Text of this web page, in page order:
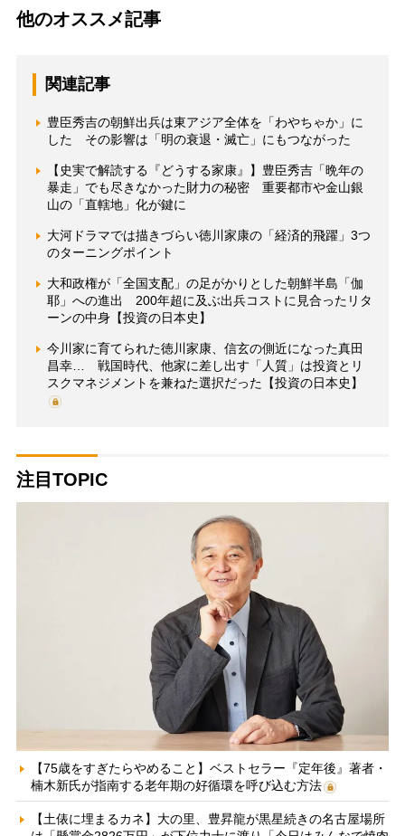
他のオススメ記事
関連記事
豊臣秀吉の朝鮮出兵は東アジア全体を「わやちゃか」に
した その影響は「明の衰退・滅亡」にもつながった
【史実で解読する『どうする家康』】豊臣秀吉「晩年の
暴走」でも尽きなかった財力の秘密 重要都市や金山銀
山の「直轄地」化が鍵に
大河ドラマでは描きづらい徳川家康の「経済的飛躍」3つ
のターニングポイント
大和政権が「全国支配」の足がかりとした朝鮮半島「伽
耶」への進出 200年超に及ぶ出兵コストに見合ったリタ
ーンの中身【投資の日本史】
今川家に育てられた徳川家康、信玄の側近になった真田
昌幸… 戦国時代、他家に差し出す「人質」は投資とリ
スクマネジメントを兼ねた選択だった【投資の日本史】
注目TOPIC
【75歳をすぎたらやめること】ベストセラー『定年後』著者・
楠木新氏が指南する老年期の好循環を呼び込む方法
【土俵に埋まるカネ】大の里、豊昇龍が黒星続きの名古屋場所